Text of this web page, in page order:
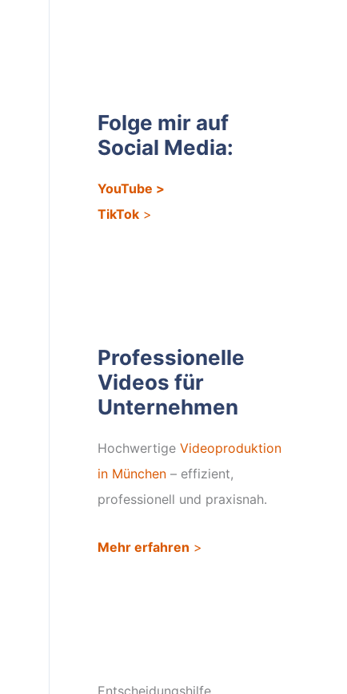
Folge mir auf
Social Media:
YouTube >
TikTok >
Professionelle
Videos für
Unternehmen
Hochwertige Videoproduktion
in München – effizient,
professionell und praxisnah.
Mehr erfahren >